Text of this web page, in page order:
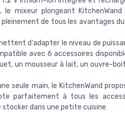
mixeur plongeant KitchenWand
de tous les avantages du
d'adapter le niveau de
avec 6 accessoires
un mousseur à lait, un ouvre-
seule main, le KitchenWand
parfaitement à tous les
dans une petite cuisine